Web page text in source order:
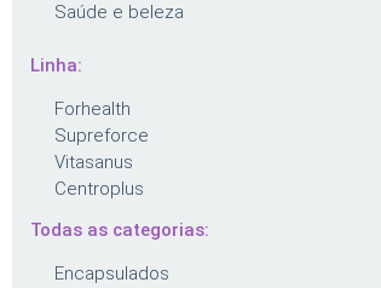
Saúde e beleza
Linha:
Forhealth
Supreforce
Vitasanus
Centroplus
Todas as categorias:
Encapsulados